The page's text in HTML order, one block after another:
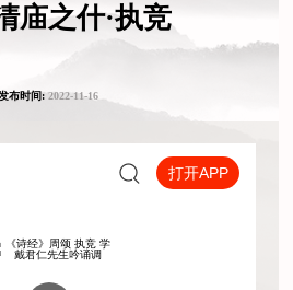
庙之什·执竞
发布时间:2022-11-16